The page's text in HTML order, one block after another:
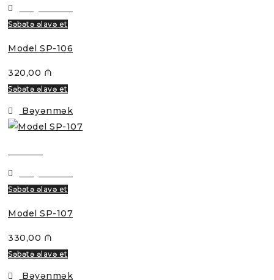
Səbətə əlavə et
Model SP-106
320,00 ₼
Səbətə əlavə et
Bəyənmək
Səbətə əlavə et
Model SP-107
330,00 ₼
Səbətə əlavə et
Bəyənmək